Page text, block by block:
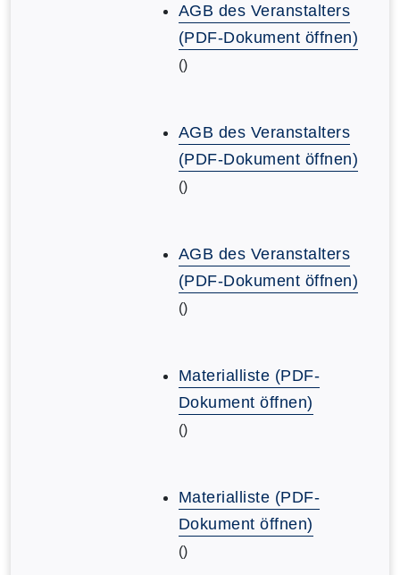
AGB des Veranstalters
(PDF-Dokument öffnen)
()
AGB des Veranstalters
(PDF-Dokument öffnen)
()
AGB des Veranstalters
(PDF-Dokument öffnen)
()
Materialliste (PDF-
Dokument öffnen)
()
Materialliste (PDF-
Dokument öffnen)
()